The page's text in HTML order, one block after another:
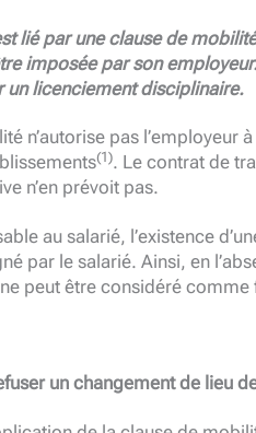
lié par une clause de
imposée par son
un licenciement disciplinaire.
n’autorise pas
(1). Le contrat de
n’en prévoit pas.
au salarié, l’existence
par le salarié. Ainsi, en
peut être considéré comme
un changement de lieu